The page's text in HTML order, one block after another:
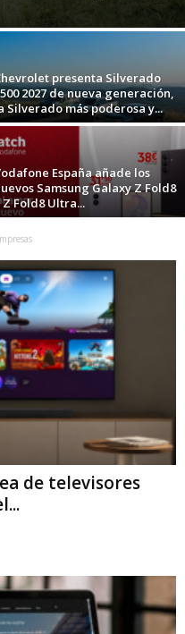
presenta Silverado
2027 de nueva generación,
Silverado más poderosa y...
España añade los
Samsung Galaxy Z Fold8
Z Fold8 Ultra...
de televisores